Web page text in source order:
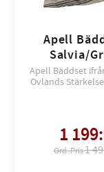
Apell
Salvia/
Apell Bäddset
Ovlands
1 199
1